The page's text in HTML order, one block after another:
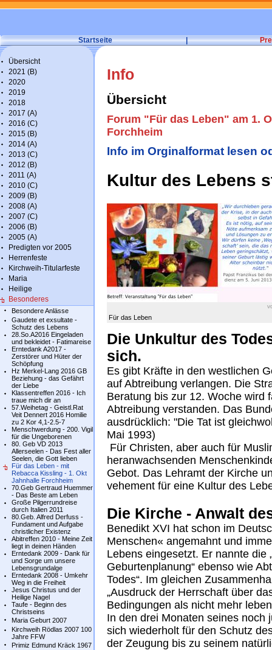
Startseite |
Übersicht
2021 (B)
2020
2019
2018
2017 (A)
2016 (C)
2015 (B)
2014 (A)
2013 (C)
2012 (B)
2011 (A)
2010 (C)
2009 (B)
2008 (A)
2007 (C)
2006 (B)
2005 (A)
Predigten vor 2005
Herrenfeste
Kirchweih-Titularfeste
Maria
Heilige
Besonderes
Besondere Anlässe
Gaudete et exsultate -
Schutz des Lebens
28.So.A2016 Eingeladen
und bekleidet - Fatimareise
Erntedank A2017 -
Zerstörer und Hüter der
Schöpfung
Hz Merkel-Lang 2016 GB
Beziehung - das Gefährt
der Liebe
Klassentreffen 2016 - Ich
traue mich dir an
57.Weihetag - Geistl.Rat
Veit Dennert 2016 Homilie
zu 2 Kor 4,1-2.5-7
Menschwerdung - 200. Vigil
für die Ungeborenen
80. Geb VD 2013
Allerseelen - Das Fest aller
Seelen, die Gott lieben
Für das Leben - mit
Rebacca Kissling - 1. Okt
Jahnhalle Forchheim
70.Geb Gertraud Huemmer
- Das Beste am Leben
Große Pilgerrundreise
durch Italien 2011
80.Geb. Alfred Derfuss -
Fundament und Aufgabe
christlicher Existenz
Abitreffen 2010 - Meine Zeit
liegt in deinen Händen
Erntedank 2009 - Dank für
und Sorge um unsere
Lebensgrundalge
Erntedank 2008 - Umkehr
Weg in die Freiheit
Jesus Christus und der
Heilige Nagel
Taufe - Beginn des
Christseins
Maria Geburt 2007
Kirchweih Rödlas 2007 100
Jahre FFW
Primiz Edmund Kräck 1967
Info
Übersicht
Forum "Für das Leben" am 1.
Forchheim
Info im Orginalformat lesen
Kultur des Lebens
Für das Leben
Die Unkultur des
sich.
Es gibt Kräfte in den westlichen
auf Abtreibung verlangen. Die
Beratung bis zur 12. Woche wird
Abtreibung verstanden. Das
ausdrücklich: "Die Tat ist
Mai 1993)
Für Christen, aber auch für
heranwachsenden
Gebot. Das Lehramt der Kirche
vehement für eine Kultur des
Die Kirche - Anwalt
Benedikt XVI hat schon im
Menschen« angemahnt und
Lebens eingesetzt. Er nannte die
Geburtenplanung“ ebenso wie
Todes“. Im gleichen
„Ausdruck der Herrschaft über
Bedingungen als nicht mehr
In den drei Monaten seines noch
sich wiederholt für den Schutz
der Zeugung bis zu seinem